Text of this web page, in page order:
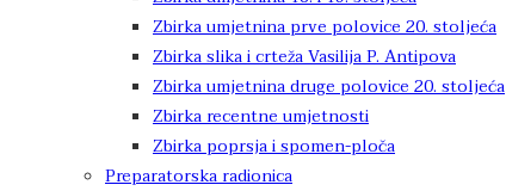
Zbirka umjetnina prve polovice 20. stoljeća
Zbirka slika i crteža Vasilija P. Antipova
Zbirka umjetnina druge polovice 20. stoljeća
Zbirka recentne umjetnosti
Zbirka poprsja i spomen-ploča
Preparatorska radionica